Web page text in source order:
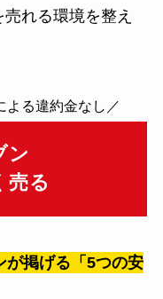
れる環境を整え
よる違約金なし／
ン
売る
が掲げる「5つの安